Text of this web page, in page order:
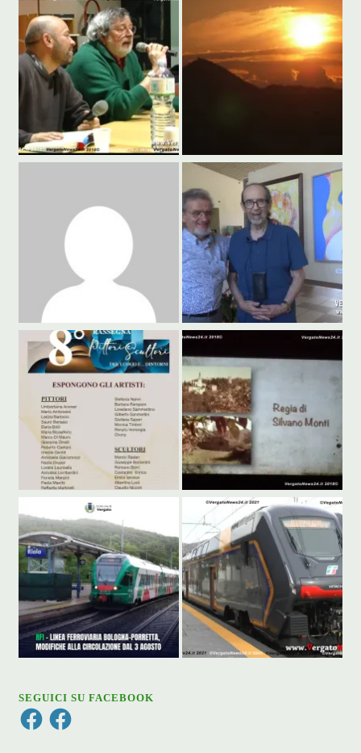
SEGUICI SU FACEBOOK
FacebookFacebook